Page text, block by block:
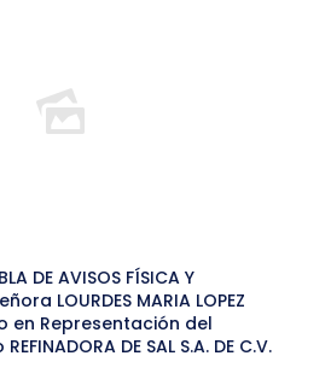
DE AVISOS FÍSICA Y
LOURDES MARIA LOPEZ
en Representación del
DE SAL S.A. DE C.V.